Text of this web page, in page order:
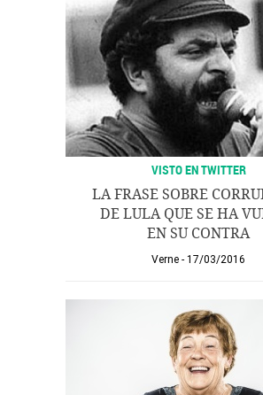
VISTO EN TWITTER
LA FRASE SOBRE
DE LULA QUE SE HA
EN SU CONTRA
Verne 17/03/2016